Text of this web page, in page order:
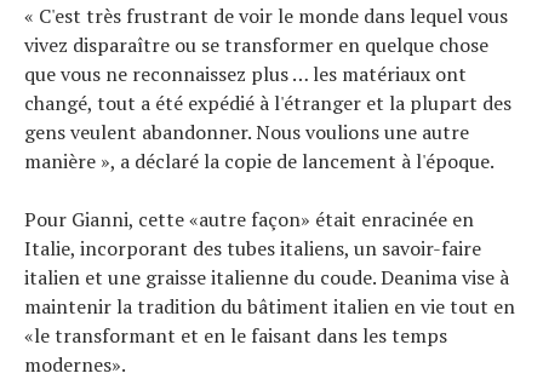
« C'est très frustrant de voir le monde dans lequel vous
vivez disparaître ou se transformer en quelque chose
que vous ne reconnaissez plus … les matériaux ont
changé, tout a été expédié à l'étranger et la plupart des
gens veulent abandonner. Nous voulions une autre
manière », a déclaré la copie de lancement à l'époque.
Pour Gianni, cette «autre façon» était enracinée en
Italie, incorporant des tubes italiens, un savoir-faire
italien et une graisse italienne du coude. Deanima vise à
maintenir la tradition du bâtiment italien en vie tout en
«le transformant et en le faisant dans les temps
modernes».